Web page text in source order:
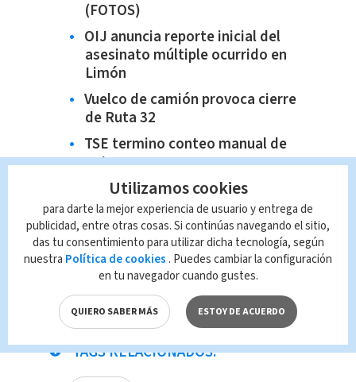
(FOTOS)
OIJ anuncia reporte inicial del
asesinato múltiple ocurrido en
Limón
Vuelco de camión provoca cierre
de Ruta 32
TSE termino conteo manual de
votos
TAGS RELACIONADOS:
Utilizamos cookies
para darte la mejor experiencia de usuario y entrega de
publicidad, entre otras cosas. Si continúas navegando el sitio,
das tu consentimiento para utilizar dicha tecnología, según
nuestra Política de cookies . Puedes cambiar la configuración
en tu navegador cuando gustes.
QUIERO SABER MÁS ESTOY DE ACUERDO